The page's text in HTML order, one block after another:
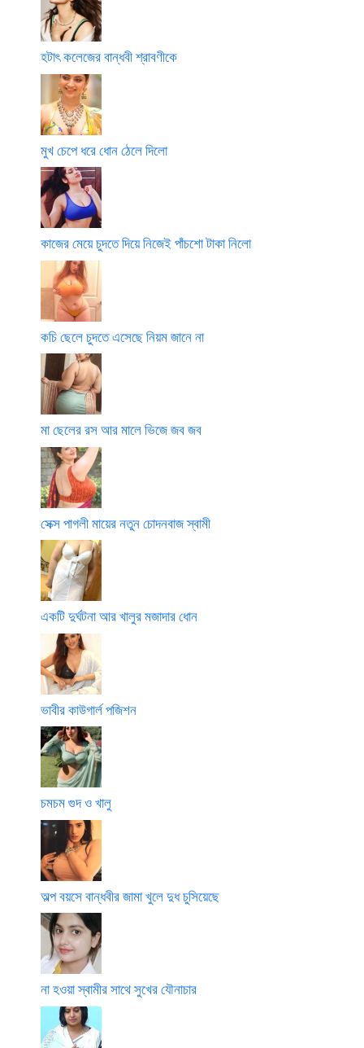
হটাৎ কলেজের বান্ধবী শ্রাবণীকে
মুখ চেপে ধরে ধোন ঠেলে দিলো
কাজের মেয়ে চুদতে দিয়ে নিজেই পাঁচশো টাকা নিলো
কচি ছেলে চুদতে এসেছে নিয়ম জানে না
মা ছেলের রস আর মালে ভিজে জব জব
সেক্স পাগলী মায়ের নতুন চোদনবাজ স্বামী
একটি দুর্ঘটনা আর খালুর মজাদার ধোন
ভাবীর কাউগার্ল পজিশন
চমচম গুদ ও খালু
অল্প বয়সে বান্ধবীর জামা খুলে দুধ চুসিয়েছে
না হওয়া স্বামীর সাথে সুখের যৌনাচার